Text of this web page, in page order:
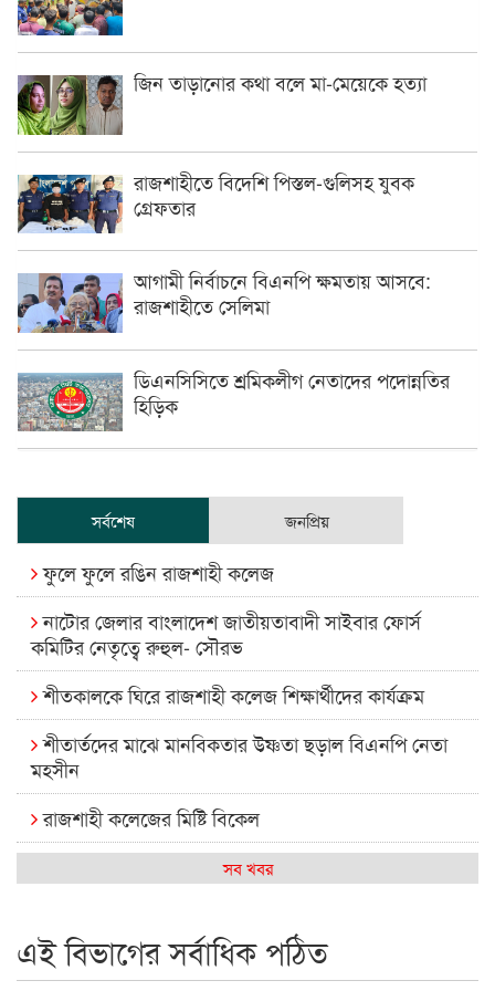
জিন তাড়ানোর কথা বলে মা-মেয়েকে হত্যা
রাজশাহীতে বিদেশি পিস্তল-গুলিসহ যুবক
গ্রেফতার
আগামী নির্বাচনে বিএনপি ক্ষমতায় আসবে:
রাজশাহীতে সেলিমা
ডিএনসিসিতে শ্রমিকলীগ নেতাদের পদোন্নতির
হিড়িক
সর্বশেষ জনপ্রিয়
ফুলে ফুলে রঙিন রাজশাহী কলেজ
নাটোর জেলার বাংলাদেশ জাতীয়তাবাদী সাইবার ফোর্স
কমিটির নেতৃত্বে রুহুল- সৌরভ
শীতকালকে ঘিরে রাজশাহী কলেজ শিক্ষার্থীদের কার্যক্রম
শীতার্তদের মাঝে মানবিকতার উষ্ণতা ছড়াল বিএনপি নেতা
মহসীন
রাজশাহী কলেজের মিষ্টি বিকেল
কেমন আছে আমাদের দেশের মধ্যবিত্তরা
রাজশাইন একাডেমির ফল প্রকাশ ও পুরস্কার বিতরণ
সব খবর
এই বিভাগের সর্বাধিক পঠিত